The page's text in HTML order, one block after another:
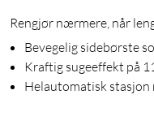
Rengjør nærmere, når
Bevegelig sidebørste
Kraftig sugeeffekt på
Helautomatisk stasjon